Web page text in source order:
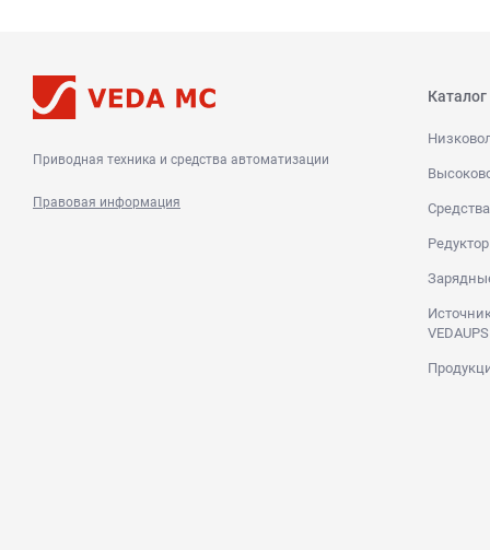
Приводная техника и средства автоматизации
Правовая информация
VEDAUPS